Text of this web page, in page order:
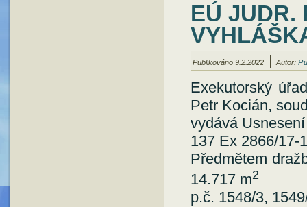
EÚ JUDR.
Publikováno 9.2.2022 Autor:
Exekutorský
Petr Kocián,
vydává
137 Ex 2866/17-
Předmětem
14.717 m2
p.č. 1548/3,